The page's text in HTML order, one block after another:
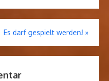
Es darf gespielt werden! »